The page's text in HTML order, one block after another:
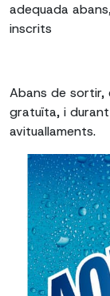
adequada
inscrits
Abans de sortir,
gratuïta, i
avituallaments.